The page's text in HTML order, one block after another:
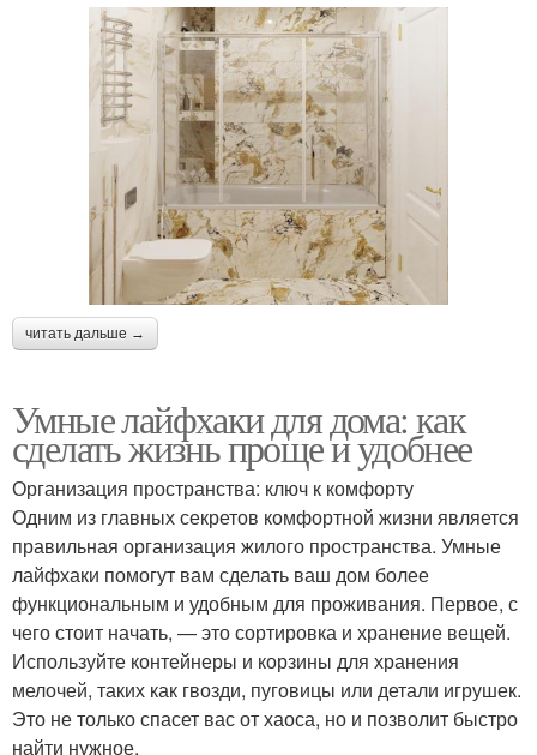
читать дальше →
Умные лайфхаки для дома: как
сделать жизнь проще и удобнее
Организация пространства: ключ к комфорту
Одним из главных секретов комфортной жизни является
правильная организация жилого пространства. Умные
лайфхаки помогут вам сделать ваш дом более
функциональным и удобным для проживания. Первое, с
чего стоит начать, — это сортировка и хранение вещей.
Используйте контейнеры и корзины для хранения
мелочей, таких как гвозди, пуговицы или детали игрушек.
Это не только спасет вас от хаоса, но и позволит быстро
найти нужное.